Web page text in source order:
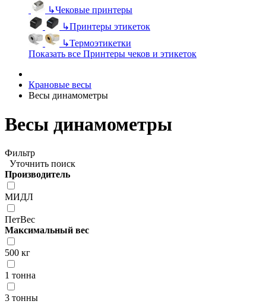
↳Чековые принтеры
↳Принтеры этикеток
↳Термоэтикетки
Показать все Принтеры чеков и этикеток
Крановые весы
Весы динамометры
Весы динамометры
Фильтр
Уточнить поиск
Производитель
МИДЛ
ПетВес
Максимальный вес
500 кг
1 тонна
3 тонны